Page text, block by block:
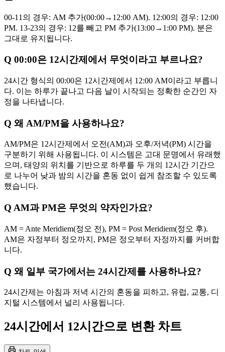
00-11의 경우: AM 추가(00:00→12:00 AM). 12:00의 경우: 12:00
PM. 13-23의 경우: 12를 빼고 PM 추가(13:00→1:00 PM). 분은
그대로 유지됩니다.
Q 00:00은 12시간제에서 무엇이라고 부르나요?
24시간 형식의 00:00은 12시간제에서 12:00 AM이라고 부릅니
다. 이는 하루가 끝나고 다음 날이 시작되는 정확한 순간인 자
정을 나타냅니다.
Q 왜 AM/PM을 사용하나요?
AM/PM은 12시간제에서 오전(AM)과 오후/저녁(PM) 시간을
구분하기 위해 사용됩니다. 이 시스템은 고대 문명에서 유래했
으며, 태양의 위치를 기반으로 하루를 두 개의 12시간 기간으
로 나누어 낮과 밤의 시간을 혼동 없이 쉽게 참조할 수 있도록
했습니다.
Q AM과 PM은 무엇의 약자인가요?
AM = Ante Meridiem(정오 전), PM = Post Meridiem(정오 후).
AM은 자정부터 정오까지, PM은 정오부터 자정까지를 커버합
니다.
Q 왜 일부 국가에서는 24시간제를 사용하나요?
24시간제는 아침과 저녁 시간의 혼동을 피하고, 유럽, 교통, 디
지털 시스템에서 널리 사용됩니다.
24시간에서 12시간으로 변환 차트